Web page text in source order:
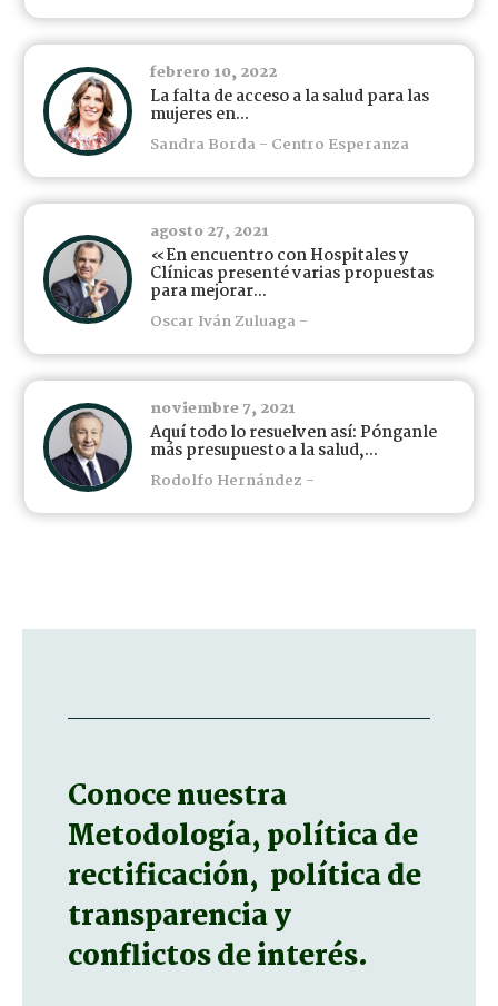
febrero 10, 2022
La falta de acceso a la salud para las
mujeres en...
Sandra Borda - Centro Esperanza
agosto 27, 2021
«En encuentro con Hospitales y
Clínicas presenté varias propuestas
para mejorar...
Oscar Iván Zuluaga -
noviembre 7, 2021
Aquí todo lo resuelven así: Pónganle
más presupuesto a la salud,...
Rodolfo Hernández -
Conoce nuestra
Metodología, política de
rectificación, política de
transparencia y
conflictos de interés.